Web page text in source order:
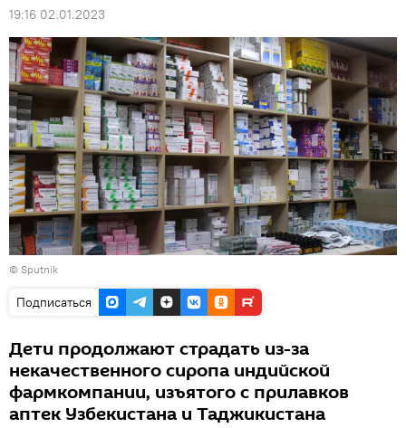
19:16 02.01.2023
© Sputnik
Подписаться
Дети продолжают страдать из-за
некачественного сиропа индийской
фармкомпании, изъятого с прилавков
аптек Узбекистана и Таджикистана